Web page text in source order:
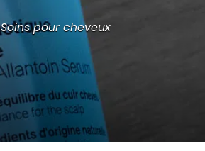
Soins pour cheveux